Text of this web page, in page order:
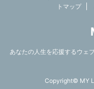
トマップ
あなたの人生を応援するウェ
Copyright© MY